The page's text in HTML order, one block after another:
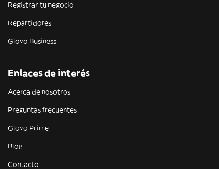
Registrar tu negocio
Repartidores
Glovo Business
Enlaces de interés
Acerca de nosotros
Preguntas frecuentes
Glovo Prime
Blog
Contacto